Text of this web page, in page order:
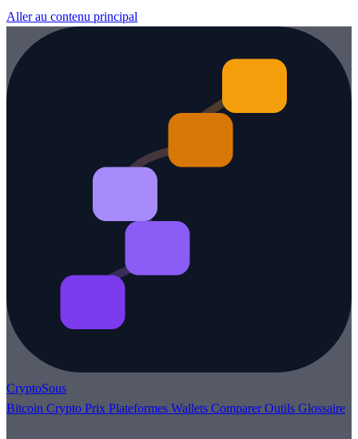
Aller au contenu principal
CryptoSous
Bitcoin Crypto Prix Plateformes Wallets ComparerOutils Glossaire